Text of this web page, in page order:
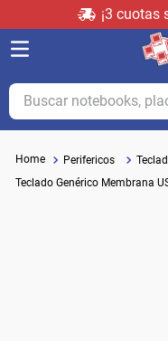
¡3 cuotas
Buscar notebooks,
Perifericos
Teclado Genérico Membrana